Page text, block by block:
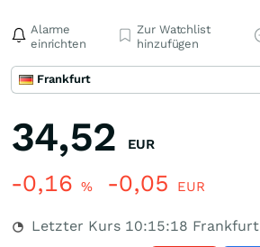
Alarme
einrichten
Zur Watchlist
hinzufügen
Frankfurt
34,52 EUR
-0,16 % -0,05 EUR
Letzter Kurs 10:15:18 Frankfurt